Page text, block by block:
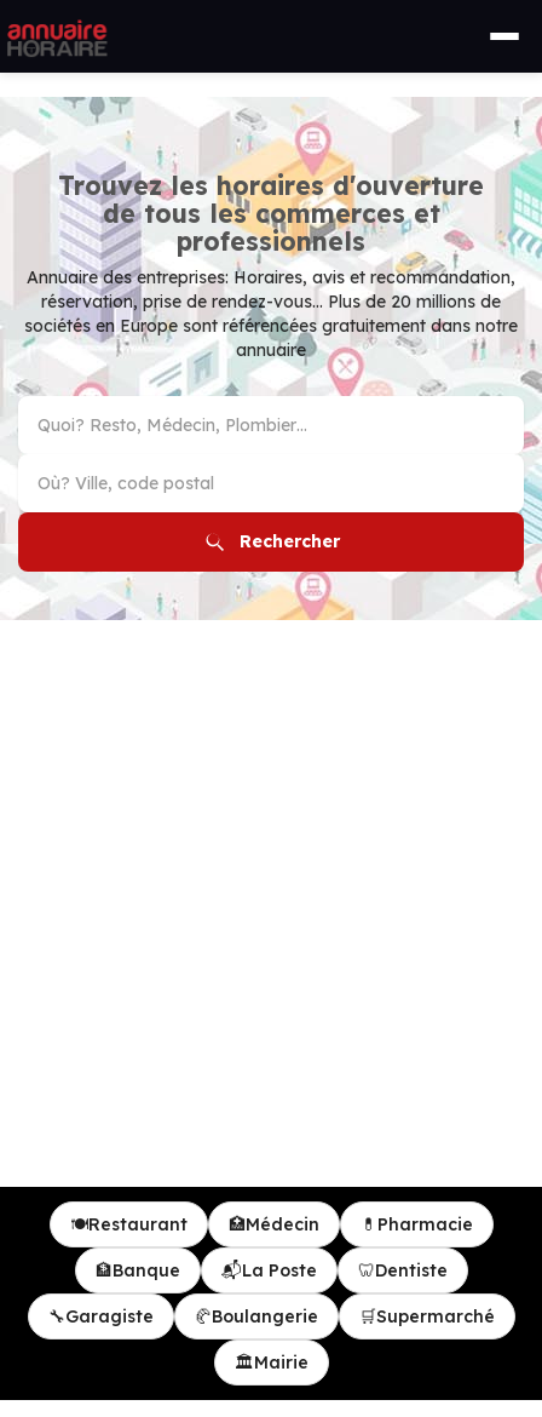
Trouvez les horaires d'ouverture
de tous les commerces et
professionnels
Annuaire des entreprises: Horaires, avis et recommandation,
réservation, prise de rendez-vous... Plus de 20 millions de
sociétés en Europe sont référencées gratuitement dans notre
annuaire
Rechercher
🍽Restaurant 🏥Médecin 💊 Pharmacie
🏦Banque 📬La Poste 🦷Dentiste
🔧Garagiste 🥐Boulangerie 🛒Supermarché
🏛Mairie